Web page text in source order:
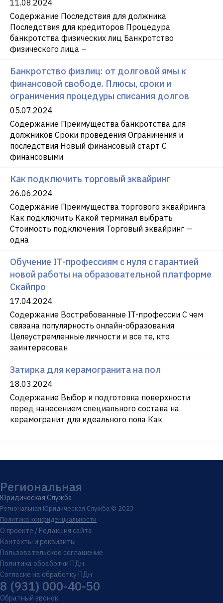
11.08.2024
Содержание Последствия для должника
Последствия для кредиторов Процедура
банкротства физических лиц Банкротство
физического лица –
Банкротство физлиц: от долговой ямы к
финансовой свободе. Плюсы, сроки и
ограничения процедуры списания долгов
05.07.2024
Содержание Преимущества банкротства для
должников Сроки проведения Ограничения и
последствия Новый финансовый старт С
финансовыми
Как подключить торговый эквайринг
26.06.2024
Содержание Преимущества торгового эквайринга
Как подключить Какой терминал выбрать
Стоимость подключения Торговый эквайринг —
одна
Обучение IT-профессиям с нуля с гарантией
новой работы на образовательной платформе
Скайпро
17.04.2024
Содержание Востребованные IT-профессии С чем
связана популярность онлайн-образования
Целеустремленные личности и все те, кто
заинтересован
Затирка для керамогранита на пол
18.03.2024
Содержание Выбор и подготовка поверхности
перед нанесением специального состава на
керамогранит для идеального пола Как
Региональная
Юридическая Служба
Региональная Юридическая Служба © 2023
Политика конфиденциальности
О проекте / Редакция сайта
Контакты и реквизиты
Пользовательское соглашение
Политика обработки ПДн
Согласие на обработку ПДн
8 (931) 000-40-50
Обратный звонок